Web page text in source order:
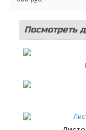
Посмотреть